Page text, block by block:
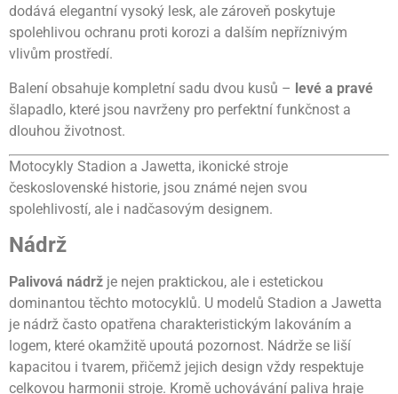
dodává elegantní vysoký lesk, ale zároveň poskytuje
spolehlivou ochranu proti korozi a dalším nepříznivým
vlivům prostředí.
Balení obsahuje kompletní sadu dvou kusů – levé a pravé
šlapadlo, které jsou navrženy pro perfektní funkčnost a
dlouhou životnost.
Motocykly Stadion a Jawetta, ikonické stroje
československé historie, jsou známé nejen svou
spolehlivostí, ale i nadčasovým designem.
Nádrž
Palivová nádrž je nejen praktickou, ale i estetickou
dominantou těchto motocyklů. U modelů Stadion a Jawetta
je nádrž často opatřena charakteristickým lakováním a
logem, které okamžitě upoutá pozornost. Nádrže se liší
kapacitou i tvarem, přičemž jejich design vždy respektuje
celkovou harmonii stroje. Kromě uchovávání paliva hraje